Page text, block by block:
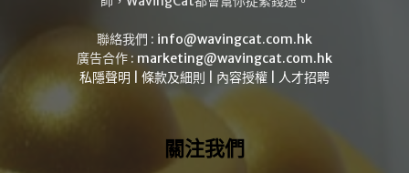
聯絡我們 : info@wavingcat.com.hk
廣告合作 : marketing@wavingcat.com.hk
私隱聲明
條款及細則 內容授權 人才招聘
關注我們